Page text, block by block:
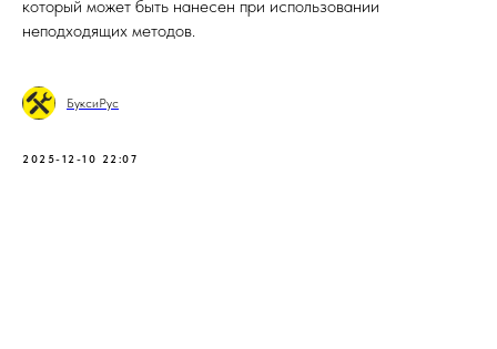
который может быть нанесен при использовании
неподходящих методов.
БуксиРус
2025-12-10 22:07